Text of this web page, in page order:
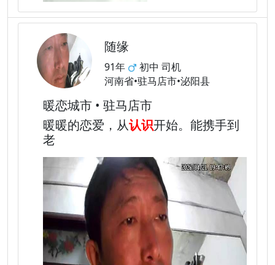
随缘
91年
初中 司机
河南省•驻马店市•泌阳县
暖恋城市 • 驻马店市
暖暖的恋爱，从认识开始。能携手到
老